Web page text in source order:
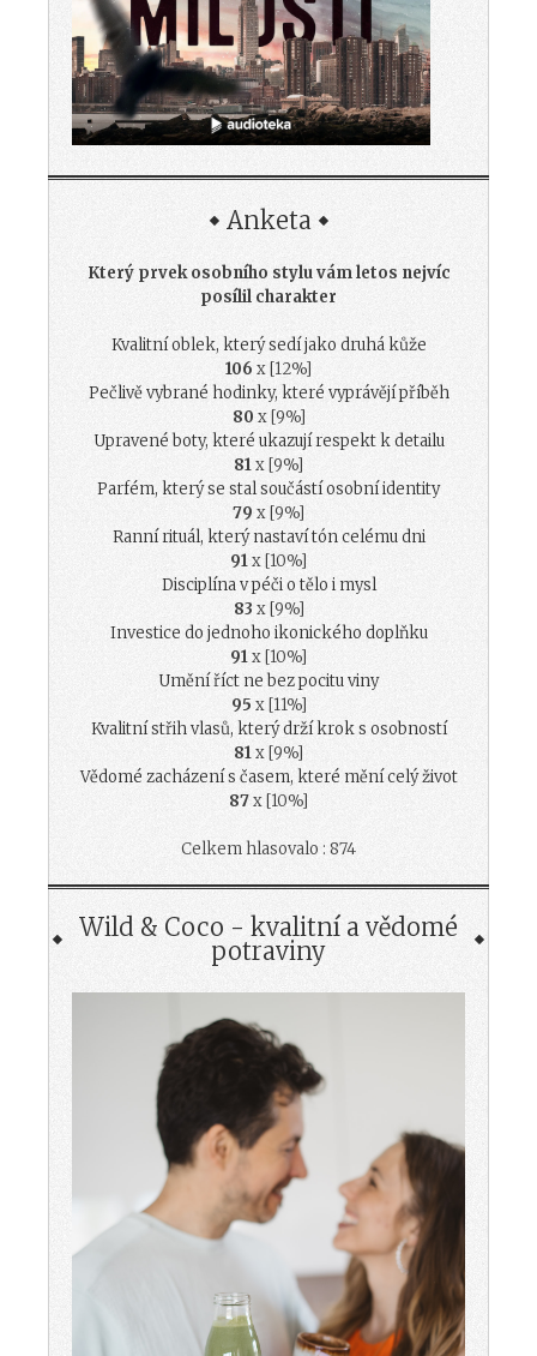
Anketa
Který prvek osobního stylu vám letos nejvíc
posílil charakter
Kvalitní oblek, který sedí jako druhá kůže
106 x [12%]
Pečlivě vybrané hodinky, které vyprávějí příběh
80 x [9%]
Upravené boty, které ukazují respekt k detailu
81x [9%]
Parfém, který se stal součástí osobní identity
79 x [9%]
Ranní rituál, který nastaví tón celému dni
91x [10%]
Disciplína v péči o tělo i mysl
83 x [9%]
Investice do jednoho ikonického doplňku
91x [10%]
Umění říct ne bez pocitu viny
95 x [11%]
Kvalitní střih vlasů, který drží krok s osobností
81x [9%]
Vědomé zacházení s časem, které mění celý život
87x [10%]
Celkem hlasovalo : 874
Wild & Coco - kvalitní a vědomé
potraviny